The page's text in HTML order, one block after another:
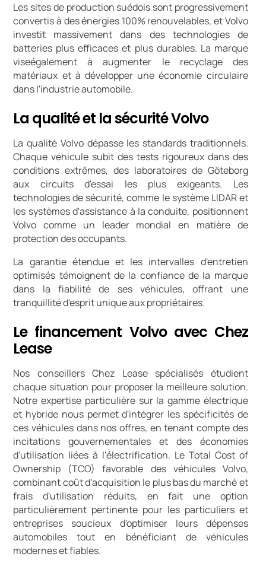
Les sites de production suédois sont progressivement
convertis à des énergies 100% renouvelables, et Volvo
investit massivement dans des technologies de
batteries plus efficaces et plus durables. La marque
viseégalement à augmenter le recyclage des
matériaux et à développer une économie circulaire
dans l'industrie automobile.
La qualité et la sécurité Volvo
La qualité Volvo dépasse les standards traditionnels.
Chaque véhicule subit des tests rigoureux dans des
conditions extrêmes, des laboratoires de Göteborg
aux circuits d'essai les plus exigeants. Les
technologies de sécurité, comme le système LIDAR et
les systèmes d'assistance à la conduite, positionnent
Volvo comme un leader mondial en matière de
protection des occupants.
La garantie étendue et les intervalles d'entretien
optimisés témoignent de la confiance de la marque
dans la fiabilité de ses véhicules, offrant une
tranquillité d'esprit unique aux propriétaires.
Le financement Volvo avec Chez
Lease
Nos conseillers Chez Lease spécialisés étudient
chaque situation pour proposer la meilleure solution.
Notre expertise particulière sur la gamme électrique
et hybride nous permet d'intégrer les spécificités de
ces véhicules dans nos offres, en tenant compte des
incitations gouvernementales et des économies
d'utilisation liées à l'électrification. Le Total Cost of
Ownership (TCO) favorable des véhicules Volvo,
combinant coût d'acquisition le plus bas du marché et
frais d'utilisation réduits, en fait une option
particulièrement pertinente pour les particuliers et
entreprises soucieux d'optimiser leurs dépenses
automobiles tout en bénéficiant de véhicules
modernes et fiables.